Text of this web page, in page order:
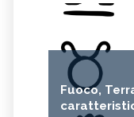
Fuoco,